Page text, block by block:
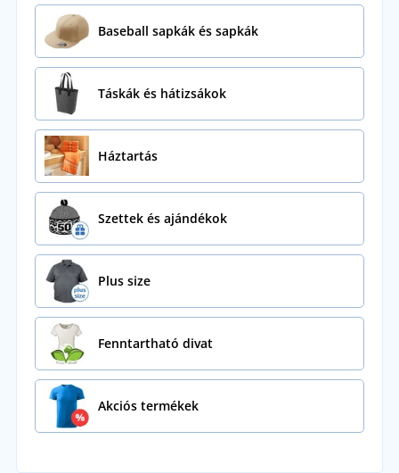
Baseball sapkák és sapkák
Táskák és hátizsákok
Háztartás
Szettek és ajándékok
Plus size
Fenntartható divat
Akciós termékek